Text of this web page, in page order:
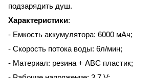
подзарядить душ.
Характеристики:
- Емкость аккумулятора: 6000 мАч;
- Скорость потока воды: 6л/мин;
- Материал: резина + ABC пластик;